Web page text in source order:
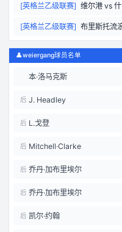
[英格兰乙级联赛] 维尔港vs
[英格兰乙级联赛] 布里斯托流
👤weiergang球员名单
本·洛马克斯
后 J. Headley
后 L.戈登
后 Mitchell·Clarke
后 乔丹·加布里埃尔
后 乔丹·加布里埃尔
后 凯尔·约翰